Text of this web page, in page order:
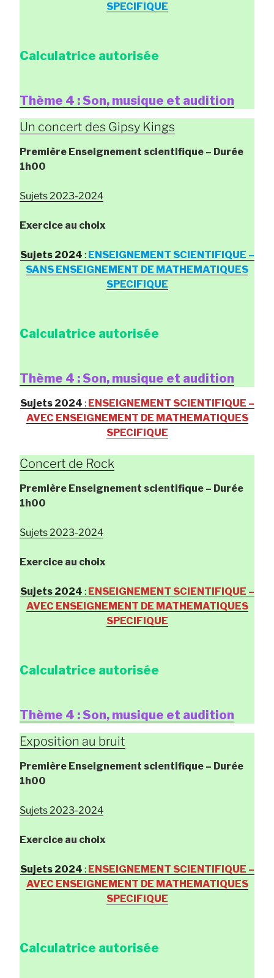
SPECIFIQUE
Calculatrice autorisée
Thème 4 : Son, musique et audition
Un concert des Gipsy Kings
Première Enseignement scientifique – Durée
1h00
Sujets 2023-2024
Exercice au choix
Sujets 2024 : ENSEIGNEMENT SCIENTIFIQUE –
SANS ENSEIGNEMENT DE MATHEMATIQUES
SPECIFIQUE
Calculatrice autorisée
Thème 4 : Son, musique et audition
Sujets 2024 : ENSEIGNEMENT SCIENTIFIQUE –
AVEC ENSEIGNEMENT DE MATHEMATIQUES
SPECIFIQUE
Concert de Rock
Première Enseignement scientifique – Durée
1h00
Sujets 2023-2024
Exercice au choix
Sujets 2024 : ENSEIGNEMENT SCIENTIFIQUE –
AVEC ENSEIGNEMENT DE MATHEMATIQUES
SPECIFIQUE
Calculatrice autorisée
Thème 4 : Son, musique et audition
Exposition au bruit
Première Enseignement scientifique – Durée
1h00
Sujets 2023-2024
Exercice au choix
Sujets 2024 : ENSEIGNEMENT SCIENTIFIQUE –
AVEC ENSEIGNEMENT DE MATHEMATIQUES
SPECIFIQUE
Calculatrice autorisée